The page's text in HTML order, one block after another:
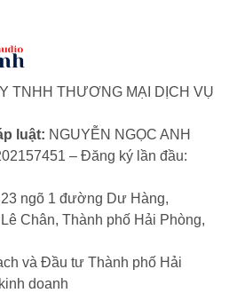
điểm chạm mặt trên loa là ưu
hoặc Airplay để phát nhạc từ
HƯỚNG DẪN SỬ DỤNG
EDIFIER MS50A 1. ĐIÊU
LOA EDIFIER MS50A
chuyển đổi chế...
TNHH THƯƠNG MẠI DỊCH VỤ
luật: NGUYỄN NGỌC ANH
– Đăng ký lần đầu:
ngõ 1 đường Dư Hàng,
Chân, Thành phố Hải Phòng,
và Đầu tư Thành phố Hải
doanh